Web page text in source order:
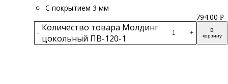
С покрытием 3 мм
- Количество товара Молдинг
цокольный ПВ-120-1
+
В
корзину
794.00 Р